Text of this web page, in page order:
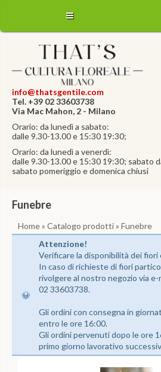
info@thatsgentile.com
Tel. +39 02 33603738
Via Mac Mahon, 2 - Milano
Orario: da lunedì a sabato:
dalle 9.30-13.00 e 15:30 19:30;
Orario: da lunedì a venerdì:
dalle 9.30-13.00 e 15:30 19:30; sabato
sabato pomeriggio e domenica chiusi
Funebre
Home» Catalogo prodotti» Funebre
Attenzione!
Verificare la disponibilità dei fiori
In caso di richieste di fiori
rivolgere al nostro negozio via
02 33603738.
Gli ordini con consegna in
entro le ore 16:00.
Gli ordini pervenuti dopo le ore
primo giorno lavorativo